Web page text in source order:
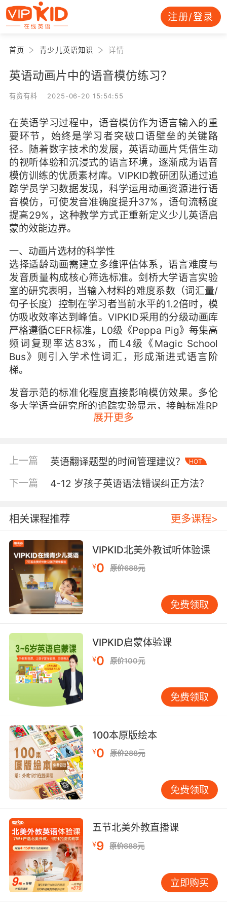
注册/登录
首页 青少儿英语知识 详情
英语动画片中的语音模仿练习？
有资有料 2025-06-20 15:54:55
在英语学习过程中，语音模仿作为语言输入的重
要环节，始终是学习者突破口语壁垒的关键路
径。随着数字技术的发展，英语动画片凭借生动
的视听体验和沉浸式的语言环境，逐渐成为语音
模仿训练的优质素材库。VIPKID教研团队通过追
踪学员学习数据发现，科学运用动画资源进行语
音模仿，可使发音准确度提升37%，语句流畅度
提高29%，这种教学方式正重新定义少儿英语启
蒙的效能边界。
一、动画片选材的科学性
选择适龄动画需建立多维评估体系，语言难度与
发音质量构成核心筛选标准。剑桥大学语言实验
室的研究表明，当输入材料的难度系数（词汇量/
句子长度）控制在学习者当前水平的1.2倍时，模
仿吸收效率达到峰值。VIPKID采用的分级动画库
严格遵循CEFR标准，L0级《Peppa Pig》每集高
频词复现率达83%，而L4级《Magic School
Bus》则引入学术性词汇，形成渐进式语言阶
梯。
发音示范的标准化程度直接影响模仿效果。多伦
多大学语音研究所的追踪实验显示，接触标准RP
发音与混杂口音的动画主角，学习者元音发音准
证，如《Thomas & Friends》中火车头角色的发
语言学教授David Reiss提出的"影子跟读法"，要
求学习者将音频延迟0.3秒同步跟读，这种技术已
融入VIPKID动画课程。学员通过对比原声波纹图
与自身发音曲线，能直观发现齿龈音/θ/与/s/的发
音差异，系统会自动标注出连读、弱读等语音现
象。
意义模仿阶段强调语境融合。斯坦福大学二语习
得研究中心发现，当学习者能将动画台词与对应
场景建立心智连接时，语音记忆留存率提升至
78%。VIPKID开发的情境复现工具，可让学员在
虚拟教室中扮演动画角色，通过AR技术还原场景
细节，使"How are you?"这类问候语脱离机械重
复，转化为社交情境中的意义表达。
错误纠正需要把握认知窗口期。麻省理工学院脑
科学实验室的fMRI研究显示，语音纠错在接触错
误发音后的0.8秒内介入，海马体记忆修正效率最
高。VIPKID智能纠音系统采用动态反馈机制，当
学员发出/v/代替/w/音时，系统会在0.5秒后弹出
视觉提示，同时播放正确发音的慢速分解音频。
教育心理团队的纵向研究表明，将动画角色IP化
可提升35%的练习持续性。VIPKID打造的"动画
明星成长计划"，让学员通过积累积分解锁角色装
备，这种游戏化机制使每日语音打卡成为沉浸式
剧情体验，平均练习时长从12分钟延长至23分
钟。
展开更多
上一篇 英语翻译题型的时间管理建议？ HOT
下一篇 4-12 岁孩子英语语法错误纠正方法？
相关课程推荐 更多课程>
VIPKID北美外教试听体验课
¥0 原价688元
免费领取
VIPKID启蒙体验课
¥0 原价100元
免费领取
100本原版绘本
¥0 原价288元
免费领取
五节北美外教直播课
¥9 原价888元
立即购买